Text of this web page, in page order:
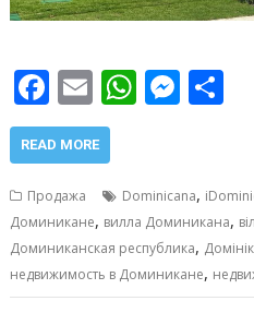
F
ac
e
b
o
o
k
E
m
ai
W
s
A
p
p
M
e
n
g
er
р
а
в
и
READ MORE
Продажа Dominicana,
Доминикане, вилла Доминикана,
Доминиканская республика,
недвижимость в Доминикане,